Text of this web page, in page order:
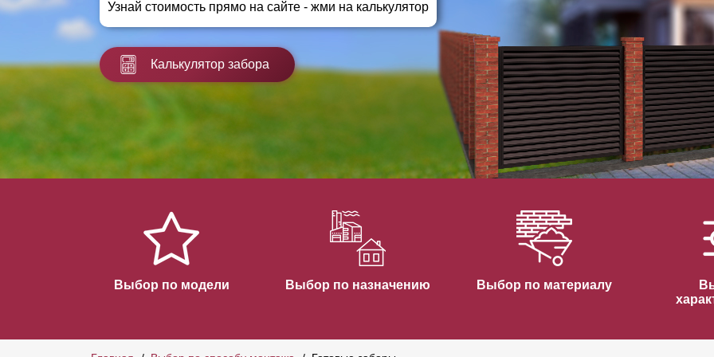
Заборы для дачи
Заборы и ограждения для школ
Забор на участок 10 соток
Горизонтальные заборы
Высокие заборы
Красивые, дизайнерские заборы
ВЫБОР ПО СПОСОБУ МОНТАЖА
Заборы под ключ
Готовые заборы
Быстровозводимые заборы
Узнай стоимость прямо на сайте - жми на калькулятор
Калькулятор забора
Выбор по модели Выбор по назначению Выбор по материалу